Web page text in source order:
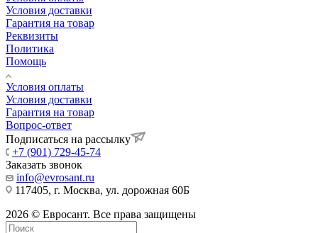
Условия доставки
Гарантия на товар
Реквизиты
Политика
Помощь
Условия оплаты
Условия доставки
Гарантия на товар
Вопрос-ответ
Подписаться на рассылку
+7 (901) 729-45-74
Заказать звонок
info@evrosant.ru
117405, г. Москва, ул. дорожная 60Б
2026 © Евросант. Все права защищены